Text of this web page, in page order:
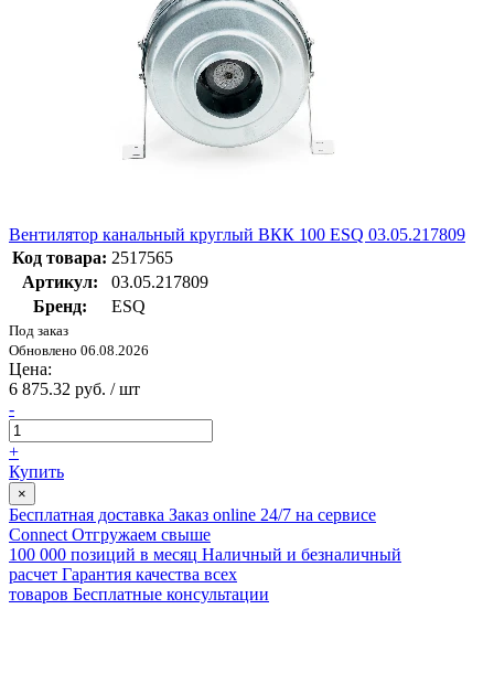
Вентилятор канальный круглый ВКК 100 ESQ 03.05.217809
Код товара: 2517565
Артикул:
03.05.217809
Бренд:
ESQ
Под заказ
Обновлено 06.08.2026
Цена:
6 875.32 руб. / шт
-
+
Купить
×
Бесплатная доставка Заказ online 24/7 на сервисе
Connect Отгружаем свыше
100 000 позиций в месяц Наличный и безналичный
расчет Гарантия качества всех
товаров Бесплатные консультации